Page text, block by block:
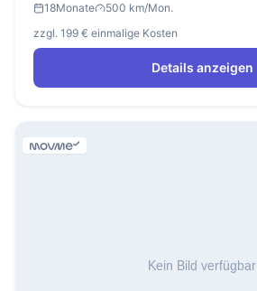
18Monate
500 km/Mon.
zzgl. 199 € einmalige Kosten
Details anzeigen